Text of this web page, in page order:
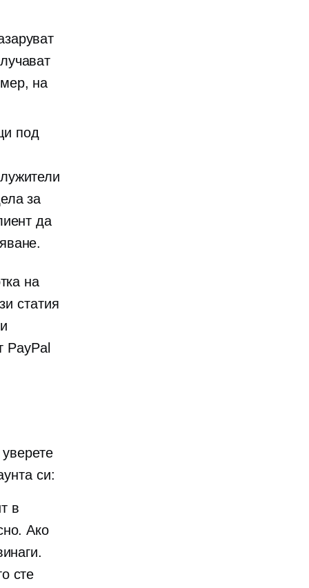
на
под
за
да
на
статия
PayPal
си:
в
Ако
сте